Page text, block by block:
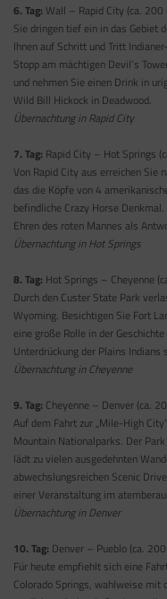
6. Tag: Wall – Rapid City (ca. 200
Sie dringen tief ein in das Gebiet
Ihnen auf Schritt und Tritt
Stopp am mächtigen Devil’s
und nehmen Sie einen Drink in
Wild Bill Hickock in Deadwood.
Übernachtung in Rapid City
7. Tag: Rapid City – Hot Springs
Von Rapid City aus erreichen Sie
das die Köpfe von 4
befindliche Crazy Horse
Ehren des roten Mannes als
Übernachtung in Hot Springs
8. Tag: Hot Springs – Cheyenne
Durch den Custer State Park
Wyoming. Besichtigen Sie Fort
eine große Rolle in der
Unterdrückung der Plains Indians
Übernachtung in Cheyenne
9. Tag: Cheyenne – Denver (ca.
Auf dem Fahrt zur „Mile-High
Mountain Nationalparks. Der
lädt zu vielen ausgedehnten
abwechslungsreichen Scenic
einer Veranstaltung im
Übernachtung in Denver
10. Tag: Denver – Pueblo (ca.
Für heute empfiehlt sich eine
Colorado Springs, wahlweise mit